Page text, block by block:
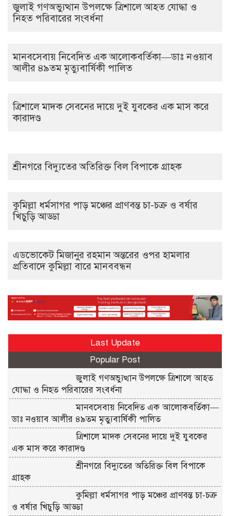
জুলাই গণঅভ্যুত্থান উপলক্ষে ত্রিশালে আহত যোদ্ধা ও
নিহত পরিবারের সংবর্ধনা
মানবসেবায় নিবেদিত এক আলোকবর্তিকা—ডাঃ নওয়াব
আলীর ৪৯তম মৃত্যুবার্ষিকী পালিত
ত্রিশালে মাদক সেবনের দায়ে দুই যুবকের এক মাস করে
কারাদণ্ড
শ্রীনগরে বিদ্যুতের অতিরিক্ত বিল বিপাকে গ্রাহক
কুমিল্লা ধর্মসাগর পাড় মঞ্চের প্রাণবন্ত চা-চক্র ও বর্ষার
খিচুড়ি আড্ডা
এডভোকেট মিজানুর রহমান অন্তরের ওপর হামলার
প্রতিবাদে কুমিল্লা বারে মানববন্ধন
Last Update
Popular Post
জুলাই গণঅভ্যুত্থান উপলক্ষে ত্রিশালে আহত
যোদ্ধা ও নিহত পরিবারের সংবর্ধনা
মানবসেবায় নিবেদিত এক আলোকবর্তিকা—
ডাঃ নওয়াব আলীর ৪৯তম মৃত্যুবার্ষিকী পালিত
ত্রিশালে মাদক সেবনের দায়ে দুই যুবকের
এক মাস করে কারাদণ্ড
শ্রীনগরে বিদ্যুতের অতিরিক্ত বিল বিপাকে
গ্রাহক
কুমিল্লা ধর্মসাগর পাড় মঞ্চের প্রাণবন্ত চা-চক্র
ও বর্ষার খিচুড়ি আড্ডা